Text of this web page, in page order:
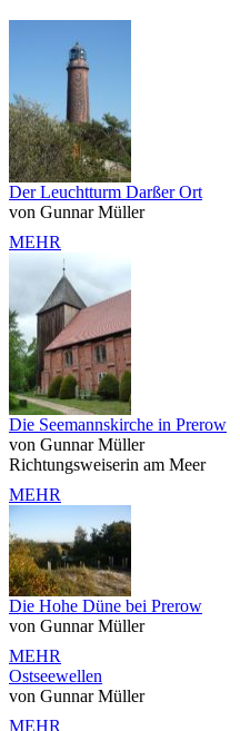
Der Leuchtturm Darßer Ort
von Gunnar Müller
MEHR
Die Seemannskirche in Prerow
von Gunnar Müller
Richtungsweiserin am Meer
MEHR
Die Hohe Düne bei Prerow
von Gunnar Müller
MEHR
Ostseewellen
von Gunnar Müller
MEHR